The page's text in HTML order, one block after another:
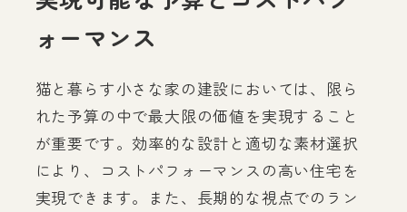
ォーマンス
猫と暮らす小さな家の建設においては、限ら
れた予算の中で最大限の価値を実現すること
が重要です。効率的な設計と適切な素材選択
により、コストパフォーマンスの高い住宅を
実現できます。また、長期的な視点でのラン